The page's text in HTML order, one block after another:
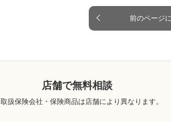
前のページ
店舗で無料相談
取扱保険会社・保険商品は店舗により異なります。